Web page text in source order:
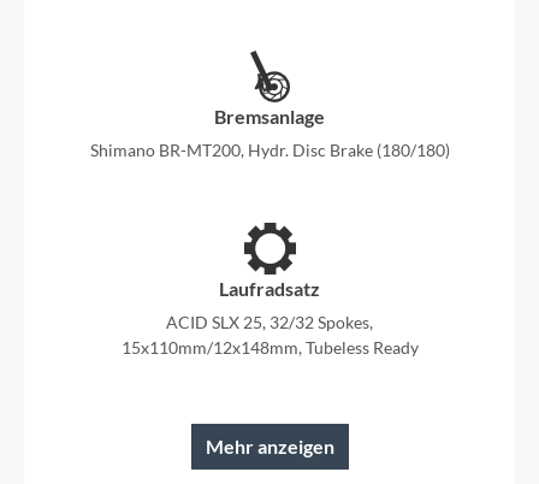
Bremsanlage
Shimano BR-MT200, Hydr. Disc Brake (180/180)
Laufradsatz
ACID SLX 25, 32/32 Spokes,
15x110mm/12x148mm, Tubeless Ready
Mehr anzeigen